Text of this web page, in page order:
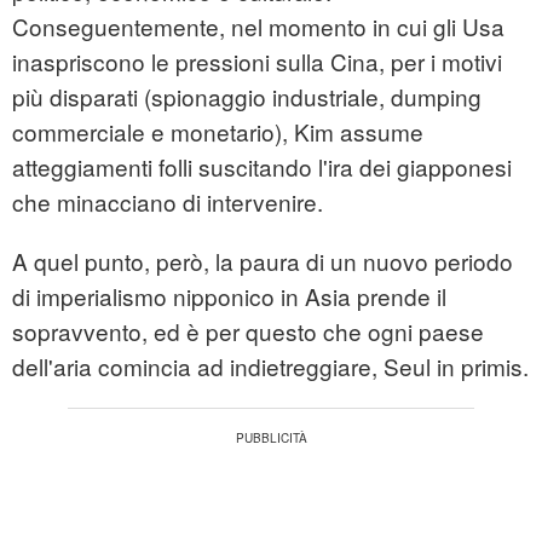
Conseguentemente, nel momento in cui gli Usa
inaspriscono le pressioni sulla Cina, per i motivi
più disparati (spionaggio industriale, dumping
commerciale e monetario), Kim assume
atteggiamenti folli suscitando l'ira dei giapponesi
che minacciano di intervenire.
A quel punto, però, la paura di un nuovo periodo
di imperialismo nipponico in Asia prende il
sopravvento, ed è per questo che ogni paese
dell'aria comincia ad indietreggiare, Seul in primis.